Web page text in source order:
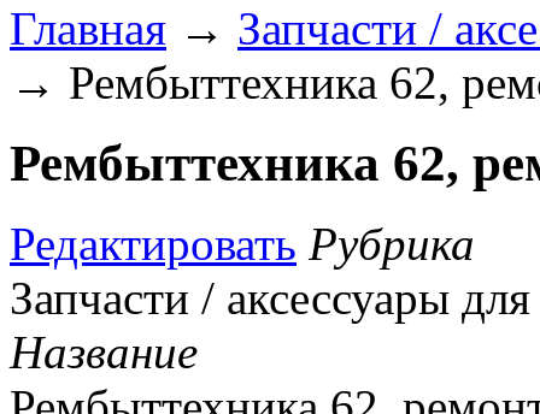
Главная → Запчасти /
→ Рембыттехника 62,
Рембыттехника 62,
Редактировать Рубрика
Запчасти / аксессуары
Название